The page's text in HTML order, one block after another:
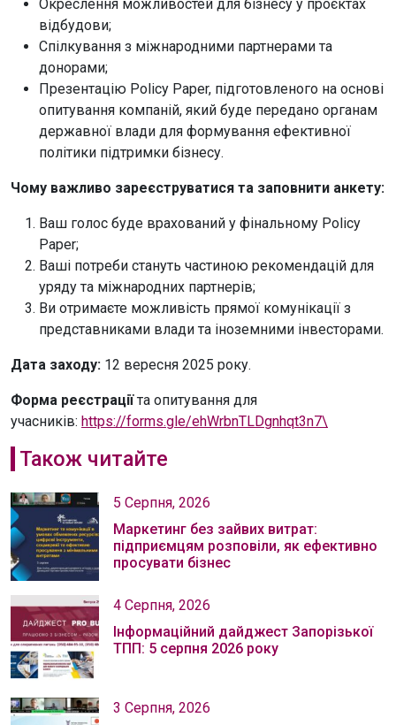
Окреслення можливостей для бізнесу у проєктах
відбудови;
Спілкування з міжнародними партнерами та
донорами;
Презентацію Policy Paper, підготовленого на основі
опитування компаній, який буде передано органам
державної влади для формування ефективної
політики підтримки бізнесу.
Чому важливо зареєструватися та заповнити анкету:
Ваш голос буде врахований у фінальному Policy
Paper;
Ваші потреби стануть частиною рекомендацій для
уряду та міжнародних партнерів;
Ви отримаєте можливість прямої комунікації з
представниками влади та іноземними інвесторами.
Дата заходу: 12 вересня 2025 року.
Форма реєстраціїта опитування для
учасників: https://forms.gle/ehWrbnTLDgnhqt3n7\
Також читайте
5 Серпня, 2026
Маркетинг без зайвих витрат:
підприємцям розповіли, як ефективно
просувати бізнес
4 Серпня, 2026
Інформаційний дайджест Запорізької
ТПП: 5 серпня 2026 року
3 Серпня, 2026